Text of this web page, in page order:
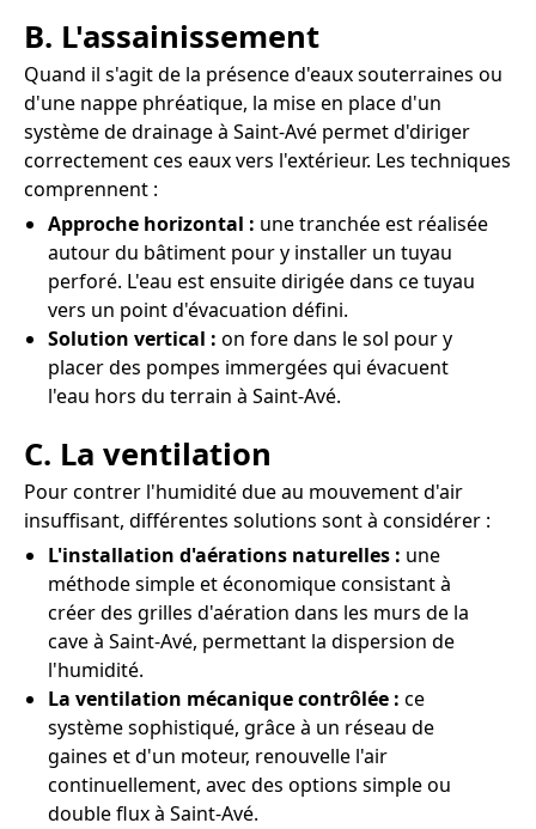
B. L'assainissement
Quand il s'agit de la présence d'eaux souterraines ou
d'une nappe phréatique, la mise en place d'un
système de drainage à Saint-Avé permet d'diriger
correctement ces eaux vers l'extérieur. Les techniques
comprennent :
Approche horizontal : une tranchée est réalisée
autour du bâtiment pour y installer un tuyau
perforé. L'eau est ensuite dirigée dans ce tuyau
vers un point d'évacuation défini.
Solution vertical : on fore dans le sol pour y
placer des pompes immergées qui évacuent
l'eau hors du terrain à Saint-Avé.
C. La ventilation
Pour contrer l'humidité due au mouvement d'air
insuffisant, différentes solutions sont à considérer :
L'installation d'aérations naturelles : une
méthode simple et économique consistant à
créer des grilles d'aération dans les murs de la
cave à Saint-Avé, permettant la dispersion de
l'humidité.
La ventilation mécanique contrôlée : ce
système sophistiqué, grâce à un réseau de
gaines et d'un moteur, renouvelle l'air
continuellement, avec des options simple ou
double flux à Saint-Avé.